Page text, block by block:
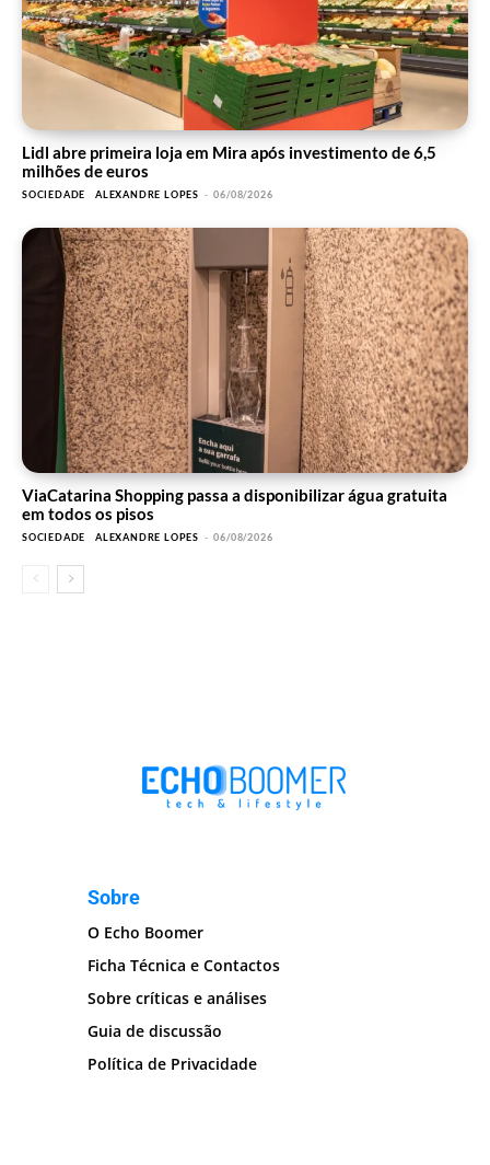
Lidl abre primeira loja em Mira após investimento de 6,5
milhões de euros
SOCIEDADE ALEXANDRE LOPES - 06/08/2026
ViaCatarina Shopping passa a disponibilizar água gratuita
em todos os pisos
SOCIEDADE ALEXANDRE LOPES - 06/08/2026
Sobre
O Echo Boomer
Ficha Técnica e Contactos
Sobre críticas e análises
Guia de discussão
Política de Privacidade